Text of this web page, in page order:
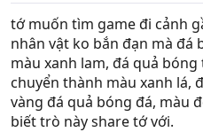
t
e
r
tớ muốn tìm game đi cảnh
nhân vật ko bắn đạn mà đá
màu xanh lam, đá quả
chuyển thành màu xanh lá,
vàng đá quả bóng đá, màu
biết trò này share tớ với.